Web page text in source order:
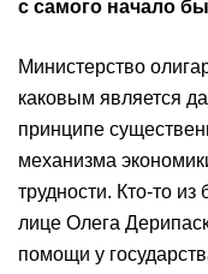
с самого начало
Министерство
каковым является
принципе
механизма
трудности. Кто-то
лице Олега
помощи у